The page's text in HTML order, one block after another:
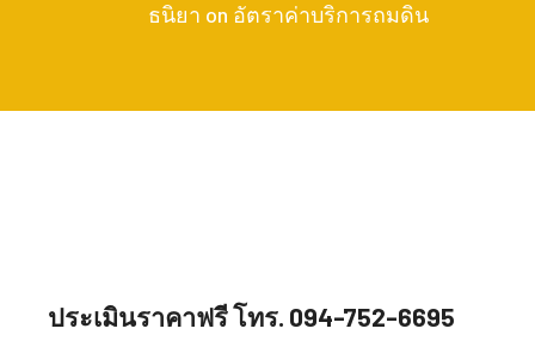
ธนิยา on อัตราค่าบริการถมดิน
ประเมินราคาฟรี โทร. 094-752-6695